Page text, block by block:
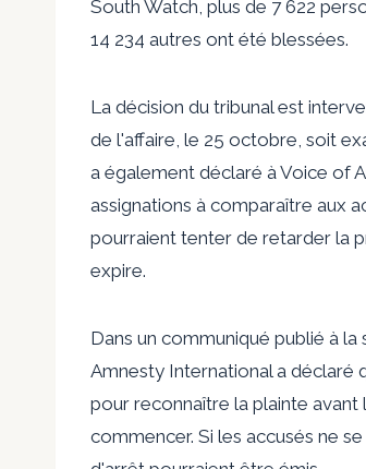
South Watch, plus de 7 622
14 234 autres ont été blessées.
La décision du tribunal est
de l'affaire, le 25 octobre, soit
a également déclaré à Voice of
assignations à comparaître aux
pourraient tenter de retarder la
expire.
Dans un communiqué publié à
Amnesty International a déclaré
pour reconnaître la plainte avant
commencer. Si les accusés ne